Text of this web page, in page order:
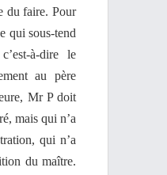
du faire. Pour
qui sous-tend
à-dire le
au père
Mr P doit
mais qui n’a
qui n’a
du maître.